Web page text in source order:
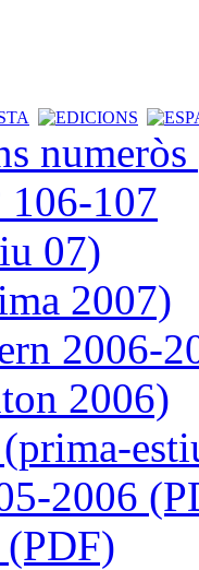
106-107
07)
2007)
2006-
2006)
2006